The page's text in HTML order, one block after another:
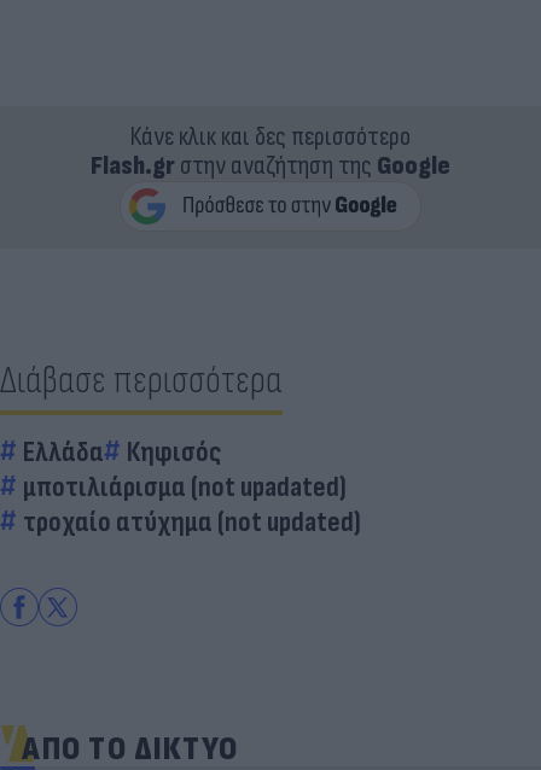
Κάνε κλικ και δες περισσότερο
Flash.grστην αναζήτηση της Google
Διάβασε περισσότερα
Ελλάδα
Κηφισός
μποτιλιάρισμα (not upadated)
τροχαίο ατύχημα (not updated)
ΑΠΟ ΤΟ ΔΙΚΤΥΟ